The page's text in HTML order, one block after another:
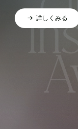
詳しくみる